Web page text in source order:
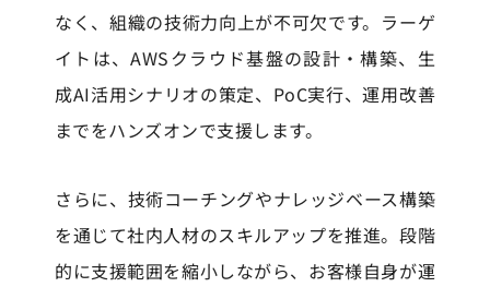
なく、組織の技術力向上が不可欠です。ラーゲ
イトは、AWSクラウド基盤の設計・構築、生
成AI活用シナリオの策定、PoC実行、運用改善
までをハンズオンで支援します。
さらに、技術コーチングやナレッジベース構築
を通じて社内人材のスキルアップを推進。段階
的に支援範囲を縮小しながら、お客様自身が運